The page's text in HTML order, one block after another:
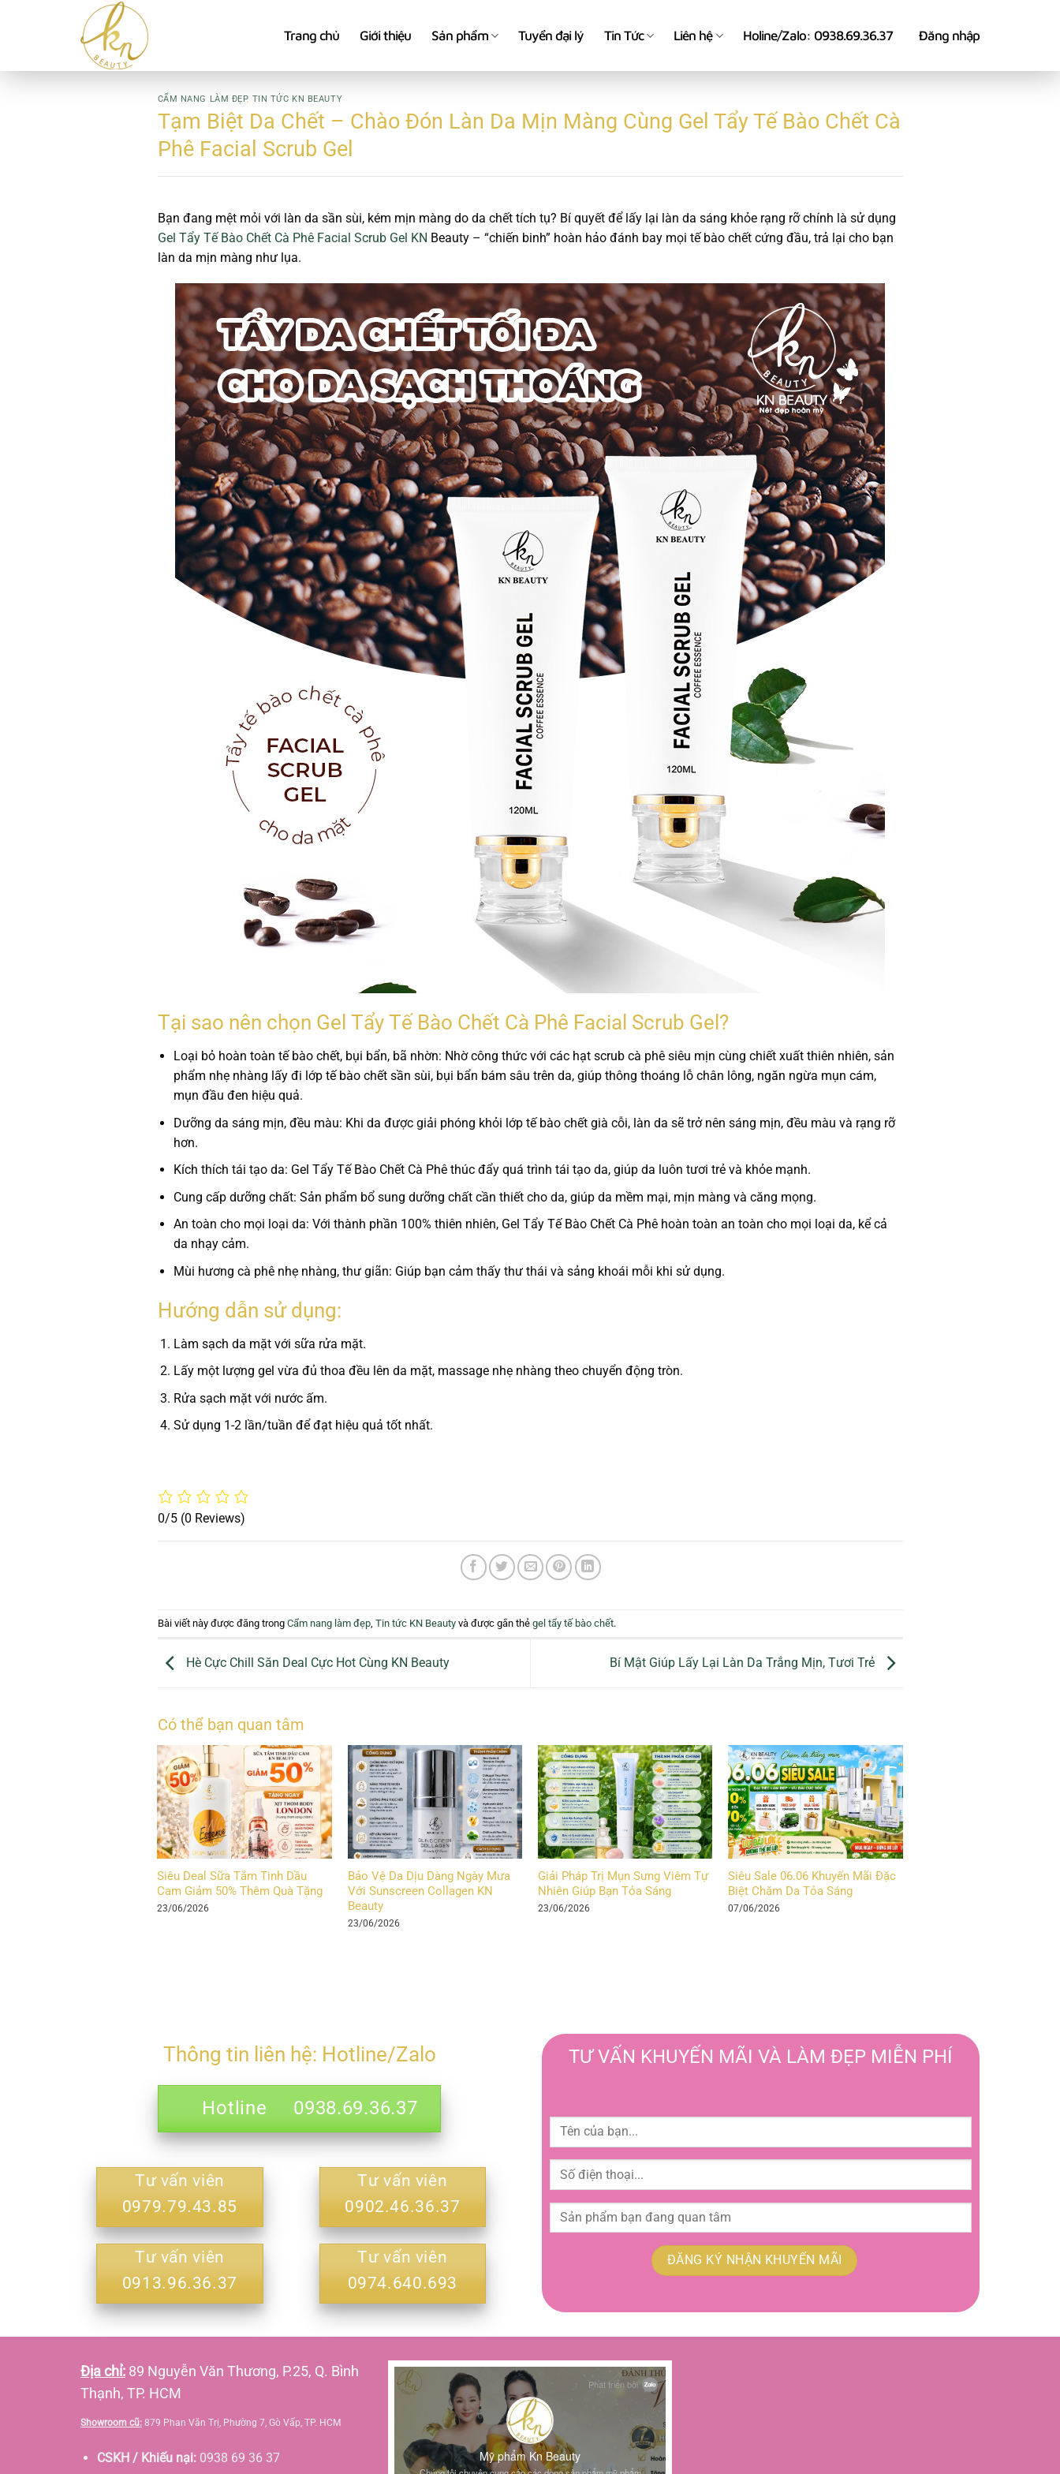
dung
Trang chủ Giới thiệu Sản phẩm Tuyển đại lý Tin Tức Liên hệ Holine/Zalo: 0938.69.36.37 Đăng nhập
CẨM NANG LÀM ĐẸP, TIN TỨC KN BEAUTY
Tạm Biệt Da Chết – Chào Đón Làn Da Mịn Màng Cùng Gel Tẩy Tế Bào Chết Cà
Phê Facial Scrub Gel
Bạn đang mệt mỏi với làn da sần sùi, kém mịn màng do da chết tích tụ? Bí quyết để lấy lại làn da sáng khỏe rạng rỡ chính là sử dụng
Gel Tẩy Tế Bào Chết Cà Phê Facial Scrub Gel KN Beauty – “chiến binh” hoàn hảo đánh bay mọi tế bào chết cứng đầu, trả lại cho bạn
làn da mịn màng như lụa.
Tại sao nên chọn Gel Tẩy Tế Bào Chết Cà Phê Facial Scrub Gel?
Loại bỏ hoàn toàn tế bào chết, bụi bẩn, bã nhờn: Nhờ công thức với các hạt scrub cà phê siêu mịn cùng chiết xuất thiên nhiên, sản
phẩm nhẹ nhàng lấy đi lớp tế bào chết sần sùi, bụi bẩn bám sâu trên da, giúp thông thoáng lỗ chân lông, ngăn ngừa mụn cám,
mụn đầu đen hiệu quả.
Dưỡng da sáng mịn, đều màu: Khi da được giải phóng khỏi lớp tế bào chết già cỗi, làn da sẽ trở nên sáng mịn, đều màu và rạng rỡ
hơn.
Kích thích tái tạo da: Gel Tẩy Tế Bào Chết Cà Phê thúc đẩy quá trình tái tạo da, giúp da luôn tươi trẻ và khỏe mạnh.
Cung cấp dưỡng chất: Sản phẩm bổ sung dưỡng chất cần thiết cho da, giúp da mềm mại, mịn màng và căng mọng.
An toàn cho mọi loại da: Với thành phần 100% thiên nhiên, Gel Tẩy Tế Bào Chết Cà Phê hoàn toàn an toàn cho mọi loại da, kể cả
da nhạy cảm.
Mùi hương cà phê nhẹ nhàng, thư giãn: Giúp bạn cảm thấy thư thái và sảng khoái mỗi khi sử dụng.
Hướng dẫn sử dụng:
Làm sạch da mặt với sữa rửa mặt.
Lấy một lượng gel vừa đủ thoa đều lên da mặt, massage nhẹ nhàng theo chuyển động tròn.
Rửa sạch mặt với nước ấm.
Sử dụng 1-2 lần/tuần để đạt hiệu quả tốt nhất.
0/5 (0 Reviews)
Bài viết này được đăng trong Cẩm nang làm đẹp, Tin tức KN Beautyvà được gắn thẻ gel tẩy tế bào chết.
Hè Cực Chill Săn Deal Cực Hot Cùng KN Beauty Bí Mật Giúp Lấy Lại Làn Da Trắng Mịn, Tươi Trẻ
Có thể bạn quan tâm
Siêu Deal Sữa Tắm Tinh Dầu
Cam Giảm 50% Thêm Quà Tặng
23/06/2026
Bảo Vệ Da Dịu Dàng Ngày Mưa
Với Sunscreen Collagen KN
Beauty
23/06/2026
Giải Pháp Trị Mụn Sưng Viêm Tự
Nhiên Giúp Bạn Tỏa Sáng
23/06/2026
Siêu Sale 06.06 Khuyến Mãi Đặc
Biệt Chăm Da Tỏa Sáng
07/06/2026
Thông tin liên hệ: Hotline/Zalo
Hotline 0938.69.36.37
Tư vấn viên
0979.79.43.85
Tư vấn viên
0913.96.36.37
Tư vấn viên
0902.46.36.37
Tư vấn viên
0974.640.693
TƯ VẤN KHUYẾN MÃI VÀ LÀM ĐẸP MIỄN PHÍ
Địa chỉ: 89 Nguyễn Văn Thương, P.25, Q. Bình
Thạnh, TP. HCM
Showroom cũ: 879 Phan Văn Trị, Phường 7, Gò Vấp, TP. HCM
CSKH / Khiếu nại:0938 69 36 37